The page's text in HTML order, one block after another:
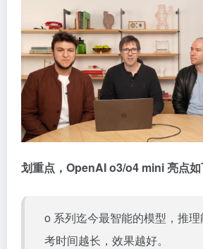
划重点，OpenAI o3/o4 mini 亮点如
o 系列迄今最智能的模型，推
考时间越长，效果越好。